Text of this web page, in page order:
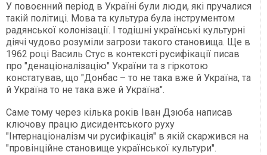
У повоєнний період в Україні були люди, які пручалися
такій політиці. Мова та культура була інструментом
радянської колонізації. І тодішні українські культурні
діячі чудово розуміли загрози такого становища. Ще в
1962 році Василь Стус в контексті русифікації писав
про "денаціоналізацію" України та з гіркотою
констатував, що "Донбас – то не така вже й Україна, та
й Україна то не така вже й Україна".
Саме тому через кілька років Іван Дзюба написав
ключову працю дисидентського руху
"Інтернаціоналізм чи русифікація" в якій скаржився на
"провінційне становище української культури".